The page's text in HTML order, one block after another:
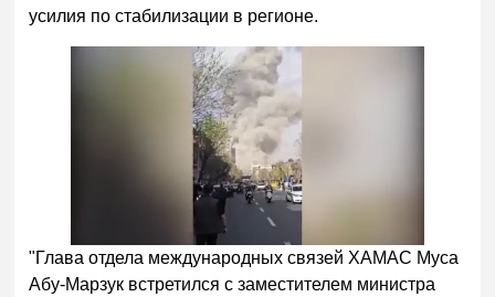
усилия по стабилизации в регионе.
"Глава отдела международных связей ХАМАС Муса
Абу-Марзук встретился с заместителем министра